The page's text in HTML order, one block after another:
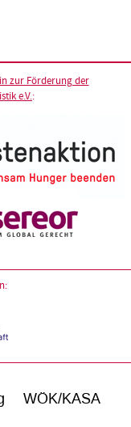
zur Förderung der
e.V.:
WÖK/KASA